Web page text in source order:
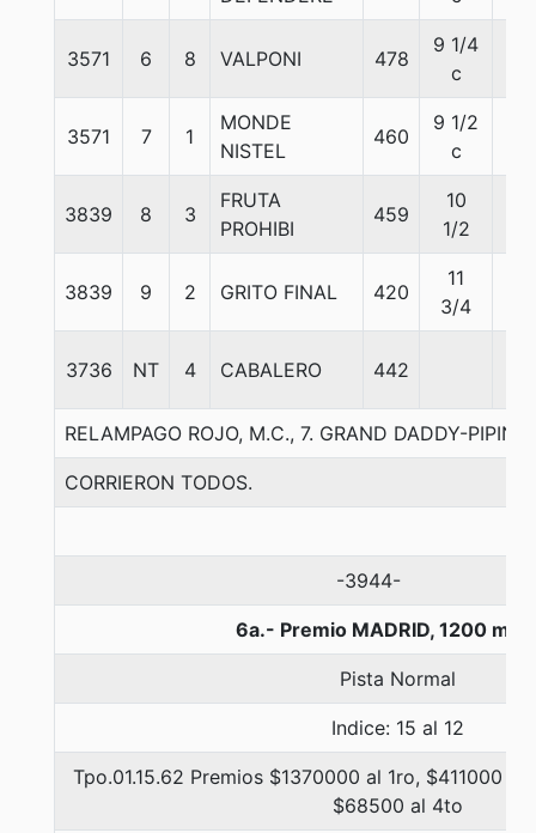
3571 6 8 VALPONI 478
9 1/4
c
3571 7 1
MONDE
NISTEL
460
9 1/2
c
3839 8 3
FRUTA
PROHIBI
459
10
1/2
3839 9 2 GRITO FINAL 420
11
3/4
3736 NT 4 CABALERO 442
RELAMPAGO ROJO, M.C., 7. GRAND DADDY-
CORRIERON TODOS.
-3944-
6a.- Premio MADRID, 1200
Pista Normal
Indice: 15 al 12
Tpo.01.15.62 Premios $1370000 al 1ro, $411000
$68500 al 4to